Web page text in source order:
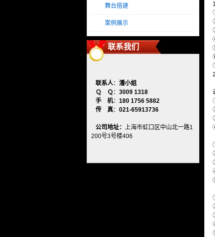
舞台搭建
案例展示
联系我们
联系人： 潘小姐
Ｑ Ｑ ： 3009 1318
手 机： 180 1756 5882
传 真： 021-65913736
公司地址： 上海市虹口区中山北一路1
200号3号楼406